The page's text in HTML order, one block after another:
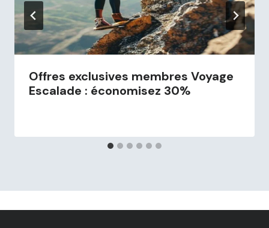
Offres exclusives membres Voyage
Escalade : économisez 30%